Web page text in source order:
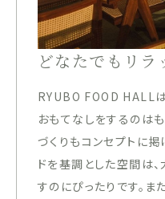
どなたでもリ
RYUBO FOOD HALL
おもてなしをするのは
づくりもコンセプトに掲
ドを基調とした空間は
すのにぴったりです。